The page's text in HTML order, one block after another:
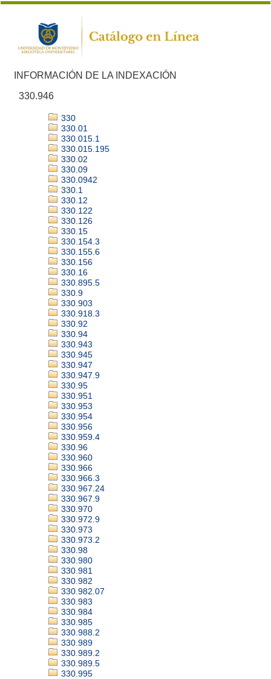
INFORMACIÓN DE LA INDEXACIÓN
330.946
330
330.01
330.015.1
330.015.195
330.02
330.09
330.0942
330.1
330.12
330.122
330.126
330.15
330.154.3
330.155.6
330.156
330.16
330.895.5
330.9
330.903
330.918.3
330.92
330.94
330.943
330.945
330.947
330.947.9
330.95
330.951
330.953
330.954
330.956
330.959.4
330.96
330.960
330.966
330.966.3
330.967.24
330.967.9
330.970
330.972.9
330.973
330.973.2
330.98
330.980
330.981
330.982
330.982.07
330.983
330.984
330.985
330.988.2
330.989
330.989.2
330.989.5
330.995